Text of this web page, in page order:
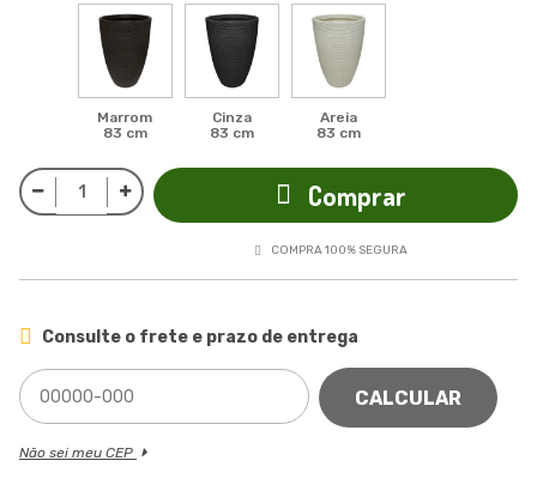
Marrom
83 cm
Cinza
83 cm
Areia
83 cm
Comprar
COMPRA 100% SEGURA
Consulte o frete e prazo de entrega
CALCULAR
Não sei meu CEP